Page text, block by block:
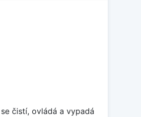
čistí, ovládá a vypadá